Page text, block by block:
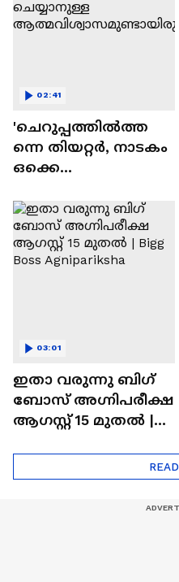
'ചെറുപ്പത്തിൽത്ത
ന്നെ തിയറ്റർ, നാടകം
ഒക്കെ
ചെയ്യാനുള്ള
ആത്മവിശ്വാസമുണ്ടാ
യിരുന്നില്ല'
02:41
ഇതാ വരുന്നു ബിഗ്
ബോസ് അഗ്നിപരീക്ഷ
ആഗസ്റ്റ് 15 മുതൽ |
03:01